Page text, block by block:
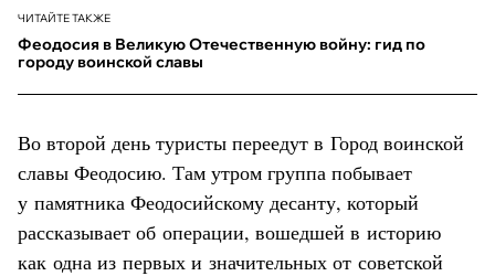
ЧИТАЙТЕ ТАКЖЕ
Феодосия в Великую Отечественную войну: гид по
городу воинской славы
Во второй день туристы переедут в Город воинской
славы Феодосию. Там утром группа побывает
у памятника Феодосийскому десанту, который
рассказывает об операции, вошедшей в историю
как одна из первых и значительных от советской